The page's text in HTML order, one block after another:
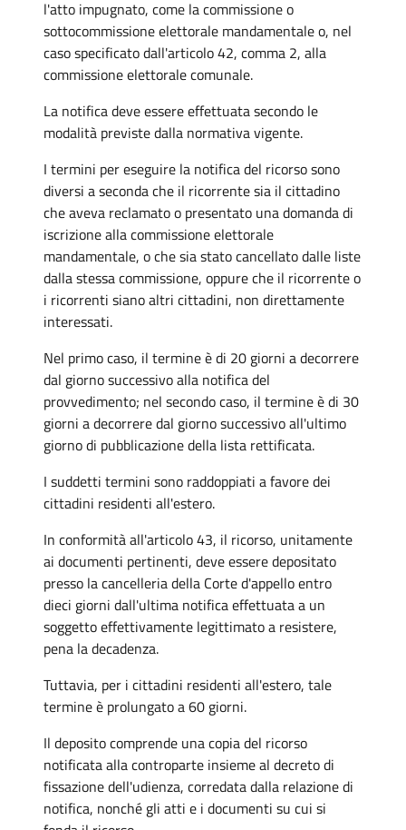
l'atto impugnato, come la commissione o
sottocommissione elettorale mandamentale o, nel
caso specificato dall'articolo 42, comma 2, alla
commissione elettorale comunale.
La notifica deve essere effettuata secondo le
modalità previste dalla normativa vigente.
I termini per eseguire la notifica del ricorso sono
diversi a seconda che il ricorrente sia il cittadino
che aveva reclamato o presentato una domanda di
iscrizione alla commissione elettorale
mandamentale, o che sia stato cancellato dalle liste
dalla stessa commissione, oppure che il ricorrente o
i ricorrenti siano altri cittadini, non direttamente
interessati.
Nel primo caso, il termine è di 20 giorni a decorrere
dal giorno successivo alla notifica del
provvedimento; nel secondo caso, il termine è di 30
giorni a decorrere dal giorno successivo all'ultimo
giorno di pubblicazione della lista rettificata.
I suddetti termini sono raddoppiati a favore dei
cittadini residenti all'estero.
In conformità all'articolo 43, il ricorso, unitamente
ai documenti pertinenti, deve essere depositato
presso la cancelleria della Corte d'appello entro
dieci giorni dall'ultima notifica effettuata a un
soggetto effettivamente legittimato a resistere,
pena la decadenza.
Tuttavia, per i cittadini residenti all'estero, tale
termine è prolungato a 60 giorni.
Il deposito comprende una copia del ricorso
notificata alla controparte insieme al decreto di
fissazione dell'udienza, corredata dalla relazione di
notifica, nonché gli atti e i documenti su cui si